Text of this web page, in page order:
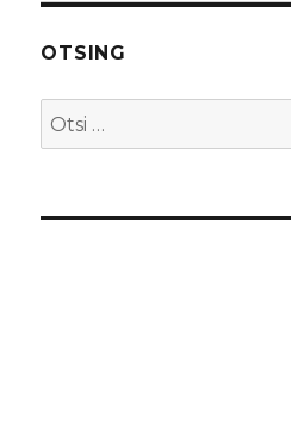
OTSING
Otsi: